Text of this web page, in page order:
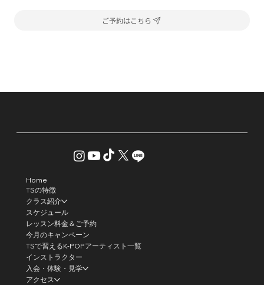
ご予約はこちら
Home
TSの特徴
クラス紹介
スケジュール
レッスン料金＆ご予約
今月のキャンペーン
TSで習えるK-POPアーティスト一覧
インストラクター
入会・体験・見学
アクセス